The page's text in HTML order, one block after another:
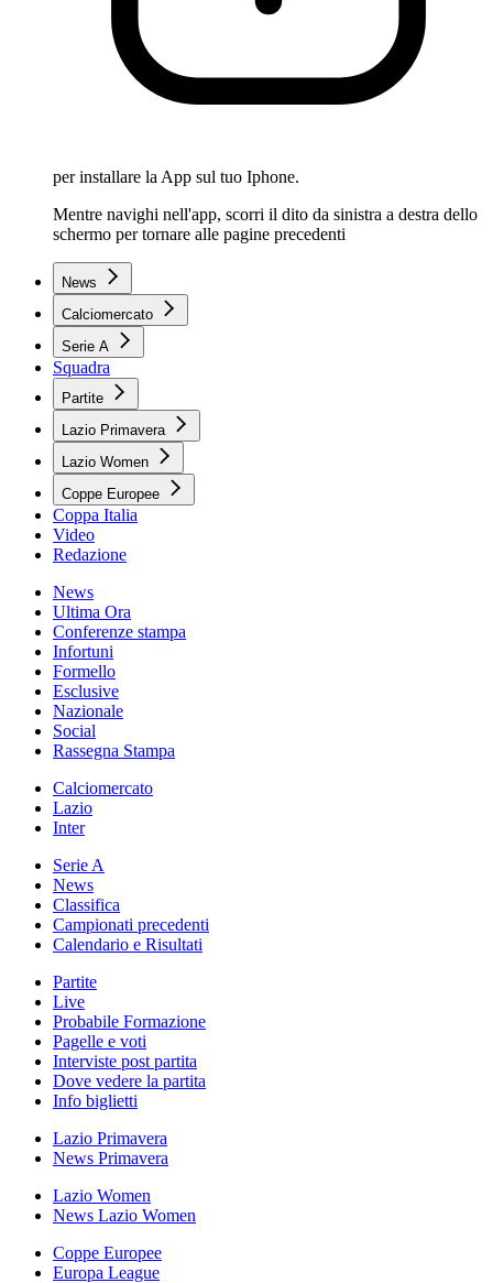
per installare la App sul tuo Iphone.
Mentre navighi nell'app, scorri il dito da sinistra a destra dello
schermo per tornare alle pagine precedenti
News
Calciomercato
Serie A
Squadra
Partite
Lazio Primavera
Lazio Women
Coppe Europee
Coppa Italia
Video
Redazione
News
Ultima Ora
Conferenze stampa
Infortuni
Formello
Esclusive
Nazionale
Social
Rassegna Stampa
Calciomercato
Lazio
Inter
Serie A
News
Classifica
Campionati precedenti
Calendario e Risultati
Partite
Live
Probabile Formazione
Pagelle e voti
Interviste post partita
Dove vedere la partita
Info biglietti
Lazio Primavera
News Primavera
Lazio Women
News Lazio Women
Coppe Europee
Europa League